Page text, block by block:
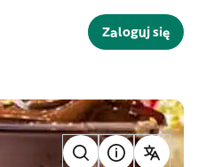
Zaloguj się